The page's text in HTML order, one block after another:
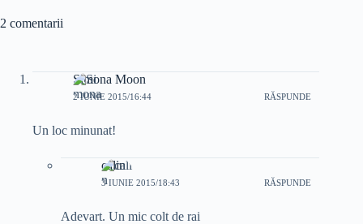
2 comentarii
Simona Moon
2 IUNIE 2015/16:44 RĂSPUNDE
Un loc minunat!
calin
3 IUNIE 2015/18:43 RĂSPUNDE
Adevart. Un mic colt de rai